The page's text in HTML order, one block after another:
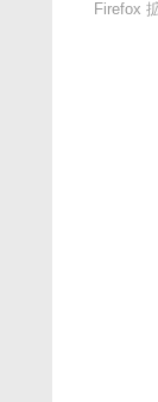
Firefox